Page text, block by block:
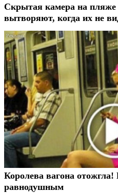
Скрытая камера на
вытворяют, когда их не
Королева вагона отожгла!
равнодушным